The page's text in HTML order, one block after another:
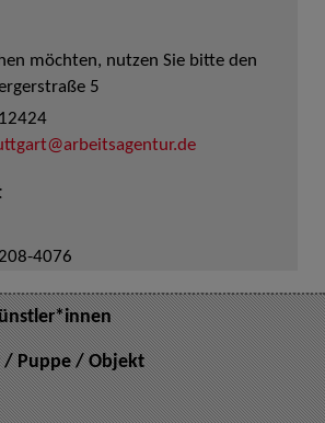
möchten, nutzen Sie bitte den
5
4076
/ Puppe / Objekt